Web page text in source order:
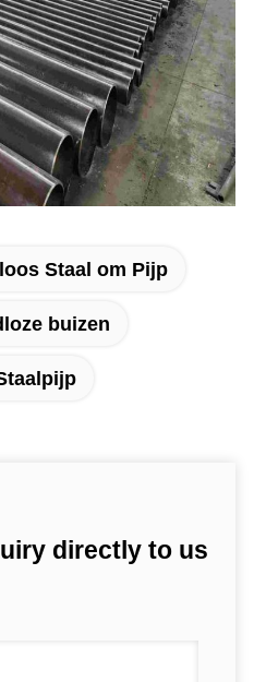
Staal om Pijp
buizen
directly to us